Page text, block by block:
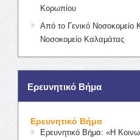
Κορωπίου
Από το Γενικό Νοσοκομείο
Νοσοκομείο Καλαμάτας
Ερευνητικό Βήμα
Ερευνητικό Βήμα
Ερευνητικό Βήμα: «Η